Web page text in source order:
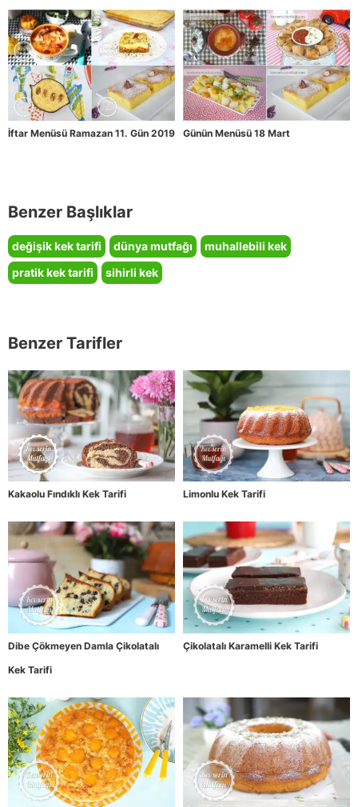
İftar Menüsü Ramazan 11. Gün 2019 Günün Menüsü 18 Mart
Benzer Başlıklar
değişik kek tarifi dünya mutfağı
muhallebili kek
pratik kek tarifi
sihirli kek
Benzer Tarifler
Kakaolu Fındıklı Kek Tarifi Limonlu Kek Tarifi
Dibe Çökmeyen Damla Çikolatalı
Kek Tarifi
Çikolatalı Karamelli Kek Tarifi